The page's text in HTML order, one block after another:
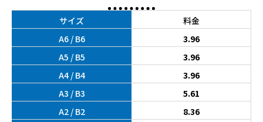
サイズ
A6 / B6
A5 / B5
A4 / B4
A3 / B3
A2 / B2
料金
3.96
3.96
3.96
5.61
8.36